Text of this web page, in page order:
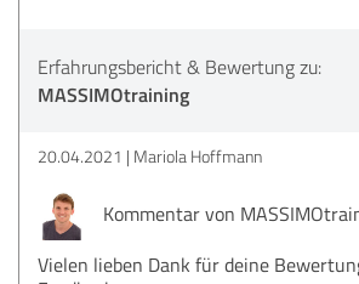
Erfahrungsbericht & Bewertung zu:
MASSIMOtraining
20.04.2021 Mariola Hoffmann
Kommentar von
Vielen lieben Dank für deine